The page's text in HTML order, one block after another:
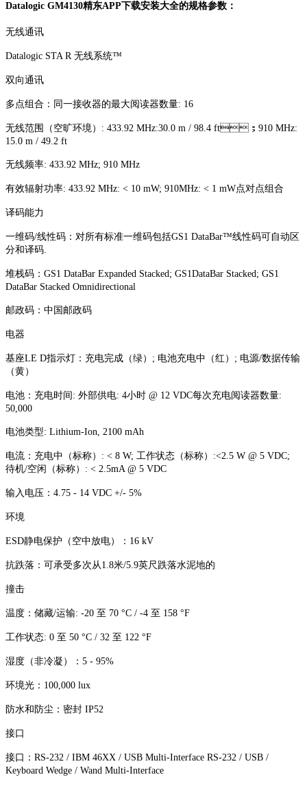
Datalogic GM4130精东APP下载安装大全的规格参数：
无线通讯
Datalogic STA R 无线系统™
双向通讯
多点组合：同一接收器的最大阅读器数量: 16
无线范围（空旷环境）: 433.92 MHz:30.0 m / 98.4 ft；910 MHz:
15.0 m / 49.2 ft
无线频率: 433.92 MHz; 910 MHz
有效辐射功率: 433.92 MHz: < 10 mW; 910MHz: < 1 mW点对点组合
译码能力
一维码/线性码：对所有标准一维码包括GS1 DataBar™线性码可自动区
分和译码.
堆栈码：GS1 DataBar Expanded Stacked; GS1DataBar Stacked; GS1
DataBar Stacked Omnidirectional
邮政码：中国邮政码
电器
基座LE D指示灯：充电完成（绿）; 电池充电中（红）; 电源/数据传输
（黄）
电池：充电时间: 外部供电: 4小时 @ 12 VDC每次充电阅读器数量:
50,000
电池类型: Lithium-Ion, 2100 mAh
电流：充电中（标称）: < 8 W; 工作状态（标称）:<2.5 W @ 5 VDC;
待机/空闲（标称）: < 2.5mA @ 5 VDC
输入电压：4.75 - 14 VDC +/- 5%
环境
ESD静电保护（空中放电）：16 kV
抗跌落：可承受多次从1.8米/5.9英尺跌落水泥地的
撞击
温度：储藏/运输: -20 至 70 °C / -4 至 158 °F
工作状态: 0 至 50 °C / 32 至 122 °F
湿度（非冷凝）：5 - 95%
环境光：100,000 lux
防水和防尘：密封 IP52
接口
接口：RS-232 / IBM 46XX / USB Multi-Interface RS-232 / USB /
Keyboard Wedge / Wand Multi-Interface